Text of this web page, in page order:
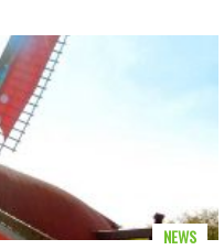
NEWS